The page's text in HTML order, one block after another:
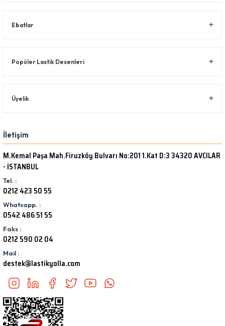
Ebatlar
Popüler Lastik Desenleri
Üyelik
İletişim
M.Kemal Paşa Mah.Firuzköy Bulvarı No:201 1.Kat D:3 34320 AVCILAR
- İSTANBUL
Tel. :
0212 423 50 55
Whatsapp. :
0542 486 51 55
Faks :
0212 590 02 04
Mail :
destek@lastikyolla.com